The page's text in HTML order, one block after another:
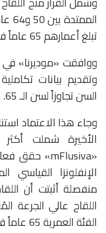
تبلغ أعمارهم 65 عاماً فأكثر.
ووافقت «موديرنا»
وتقديم بيانات
السن تجاوزاً لسن الـ 65.
وجاء هذا الاعتماد
الإنفلونزا
منفصلة أثبتت أن
اللقاح عالي
الفئة العمرية 65 عاماً فما فوق.